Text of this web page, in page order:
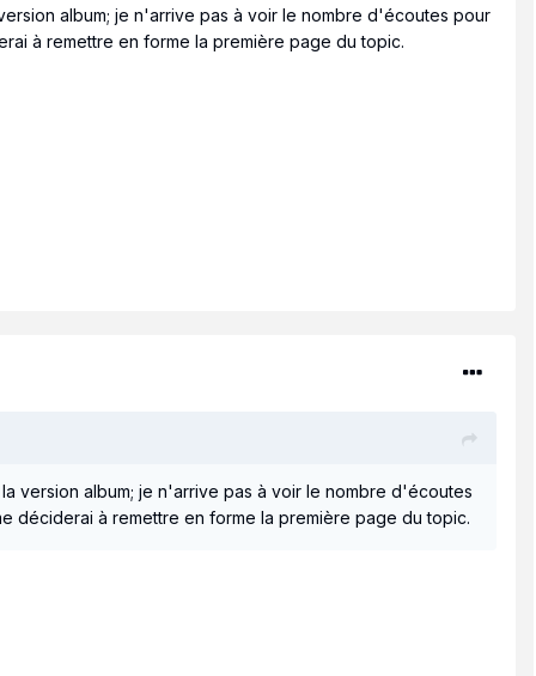
album; je n'arrive pas à voir le nombre d'écoutes pour
à remettre en forme la première page du topic.
la version album; je n'arrive pas à voir le nombre d'écoutes
déciderai à remettre en forme la première page du topic.